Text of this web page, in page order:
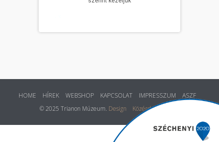
HOME HÍREK WEBSHOP KAPCSOLAT IMPRESSZUM
ASZF
© 2025 Trianon Múzeum. Design Közérdekű adatok